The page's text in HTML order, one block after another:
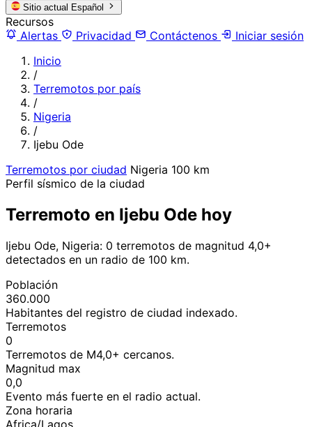
Sitio actual Español
Recursos
Alertas
Privacidad Contáctenos
Iniciar sesión
Inicio
/
Terremotos por país
/
Nigeria
/
Ijebu Ode
Terremotos por ciudad Nigeria 100 km
Perfil sísmico de la ciudad
Terremoto en Ijebu Ode hoy
Ijebu Ode, Nigeria: 0 terremotos de magnitud 4,0+
detectados en un radio de 100 km.
Población
360.000
Habitantes del registro de ciudad indexado.
Terremotos
0
Terremotos de M4,0+ cercanos.
Magnitud max
0,0
Evento más fuerte en el radio actual.
Zona horaria
Africa/Lagos